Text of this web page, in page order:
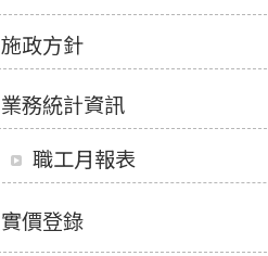
施政方針
業務統計資訊
職工月報表
實價登錄